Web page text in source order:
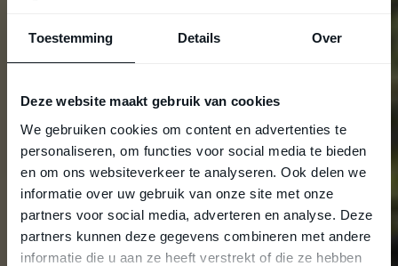
Toestemming Details Over
Deze website maakt gebruik van cookies
We gebruiken cookies om content en advertenties te
personaliseren, om functies voor social media te bieden
en om ons websiteverkeer te analyseren. Ook delen we
informatie over uw gebruik van onze site met onze
partners voor social media, adverteren en analyse. Deze
partners kunnen deze gegevens combineren met andere
informatie die u aan ze heeft verstrekt of die ze hebben